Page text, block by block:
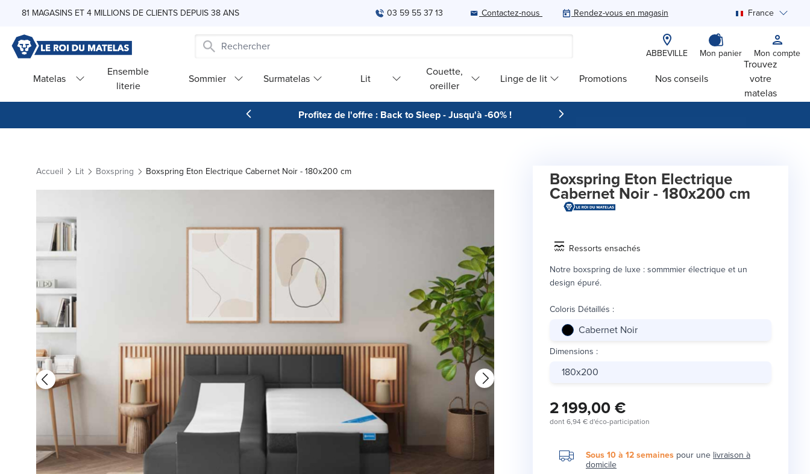
Skip to Content
81 MAGASINS ET 4 MILLIONS DE CLIENTS DEPUIS 38 ANS 03 59 55 37 13 Contactez-nous Rendez-vous en magasin France
ABBEVILLE Mon panier Mon compte
Matelas
Ensemble
literie
Sommier Surmatelas Lit
Couette,
oreiller
Linge de lit Promotions Nos conseils
Trouvez
votre
matelas
Profitez de l'offre : Back to Sleep - Jusqu'à -60% !
Accueil Lit Boxspring Boxspring Eton Electrique Cabernet Noir - 180x200 cm Boxspring Eton Electrique
Cabernet Noir - 180x200 cm
Ressorts ensachés
Notre boxspring de luxe : sommmier électrique et un
design épuré.
Coloris Détaillés :
Cabernet Noir
Dimensions :
180x200
2 199,00 €
dont6,94 €d'éco-participation
Sous 10 à 12 semaines pour unelivraison à
domicile